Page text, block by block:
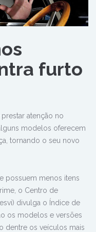
furto
atenção no
modelos oferecem
tornando o seu novo
possuem menos itens
o Centro de
divulga o Índice de
os modelos e versões
dentre os veículos mais